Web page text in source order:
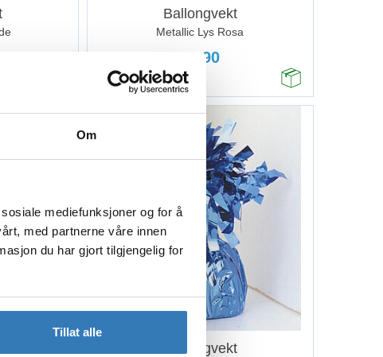
Om
mediefunksjoner og for å
med partnerne våre innen
du har gjort tilgjengelig for
Tillat alle
Ballongvekt
Metallic Lys Rosa
39,90
Kjøp
Ballongvekt